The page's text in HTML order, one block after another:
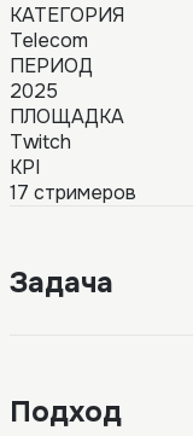
КАТЕГОРИЯ
Telecom
ПЕРИОД
2025
ПЛОЩАДКА
Twitch
KPI
17 стримеров
Задача
Подход